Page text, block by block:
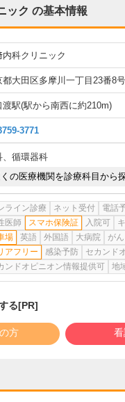
ック の基本情報
内科クリニック
都大田区多摩川一丁目23番8号
渡駅(駅から南西に約210m)
3771
、 循環器科
の医療機関を診療科目から
ライン診療 ネット受付 電話
医師
スマホ保険証 入院可
場
英語 外国語 大病院 がん
アフリー
感染予防
セカンド
ンドオピニオン情報提供可
地
る[PR]
方